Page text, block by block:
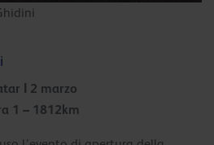
Ι 2 marzo
1 – 1812km